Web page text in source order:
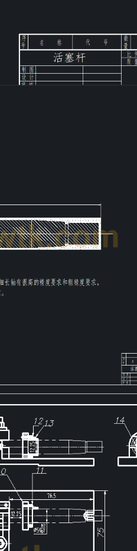
第4页/ 共计24页，预览前20页
第5页 / 共计24页，预览前20页